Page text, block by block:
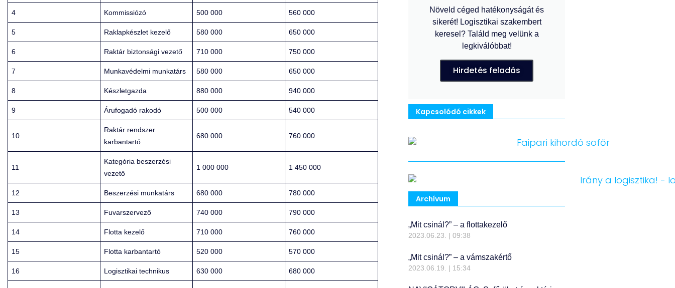
4 Kommissiózó 500 000 560 000
5 Raklapkészlet kezelő 580 000 650 000
6 Raktár biztonsági vezető 710 000 750 000
7 Munkavédelmi munkatárs 580 000 650 000
8 Készletgazda 880 000 940 000
9 Árufogadó rakodó 500 000 540 000
10
Raktár rendszer
karbantartó
680 000 760 000
11
Kategória beszerzési
vezető
1 000 000 1 450 000
12 Beszerzési munkatárs 680 000 780 000
13 Fuvarszervező 740 000 790 000
14 Flotta kezelő 710 000 760 000
15 Flotta karbantartó 520 000 570 000
16 Logisztikai technikus 630 000 680 000
Növeld céged hatékonyságát és
sikerét! Logisztikai szakembert
keresel? Találd meg velünk a
legkiválóbbat!
Hirdetés feladás
Kapcsolódó cikkek
Archívum
„Mit csinál?” – a flottakezelő
2023.06.23. 09:38
„Mit csinál?” – a vámszakértő
2023.06.19. 15:34